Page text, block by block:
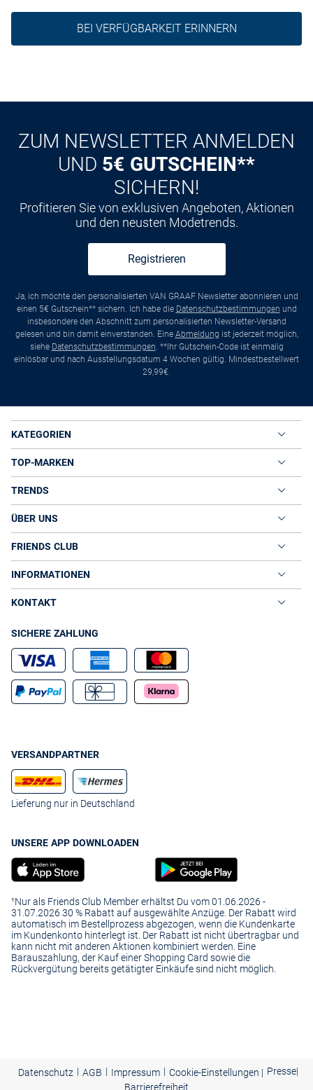
BEI VERFÜGBARKEIT ERINNERN
ZUM NEWSLETTER ANMELDEN
UND 5€ GUTSCHEIN**
SICHERN!
Profitieren Sie von exklusiven Angeboten, Aktionen
und den neusten Modetrends.
Registrieren
Ja, ich möchte den personalisierten VAN GRAAF Newsletter abonnieren und
einen 5€ Gutschein** sichern. Ich habe die Datenschutzbestimmungen und
insbesondere den Abschnitt zum personalisierten Newsletter-Versand
gelesen und bin damit einverstanden. Eine Abmeldung ist jederzeit möglich,
siehe Datenschutzbestimmungen. **Ihr Gutschein-Code ist einmalig
einlösbar und nach Ausstellungsdatum 4 Wochen gültig. Mindestbestellwert
29,99€.
KATEGORIEN
TOP-MARKEN
TRENDS
ÜBER UNS
FRIENDS CLUB
INFORMATIONEN
KONTAKT
SICHERE ZAHLUNG
VERSANDPARTNER
Lieferung nur in Deutschland
UNSERE APP DOWNLOADEN
¹Nur als Friends Club Member erhältst Du vom 01.06.2026 -
31.07.2026 30 % Rabatt auf ausgewählte Anzüge. Der Rabatt wird
automatisch im Bestellprozess abgezogen, wenn die Kundenkarte
im Kundenkonto hinterlegt ist. Der Rabatt ist nicht übertragbar und
kann nicht mit anderen Aktionen kombiniert werden. Eine
Barauszahlung, der Kauf einer Shopping Card sowie die
Rückvergütung bereits getätigter Einkäufe sind nicht möglich.
Datenschutz | AGB | Impressum | Cookie-Einstellungen | Presse|
Barrierefreiheit